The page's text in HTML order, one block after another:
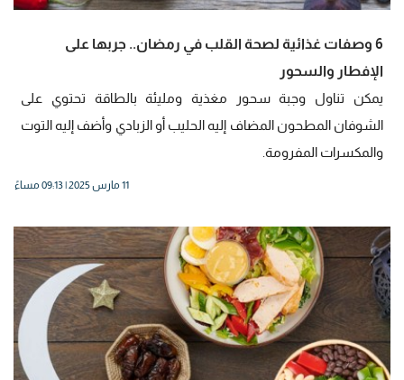
6 وصفات غذائية لصحة القلب في رمضان.. جربها على
الإفطار والسحور
يمكن تناول وجبة سحور مغذية ومليئة بالطاقة تحتوي على
الشوفان المطحون المضاف إليه الحليب أو الزبادي وأضف إليه التوت
والمكسرات المفرومة.
11 مارس 2025 | 09:13 مساءً